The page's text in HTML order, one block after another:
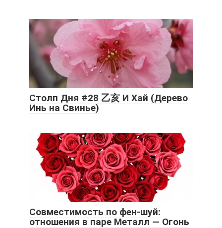
Столп Дня #28 乙亥 И Хай (Дерево
Инь на Свинье)
Совместимость по фен-шуй:
отношения в паре Металл — Огонь